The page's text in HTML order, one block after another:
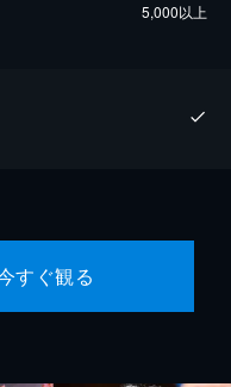
5,000以上
すぐ観る